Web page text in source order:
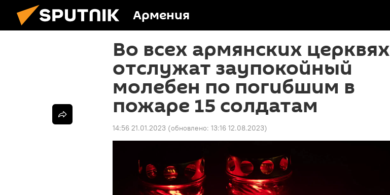
Армения
Во всех армянских церквях
отслужат заупокойный
молебен по погибшим в
пожаре 15 солдатам
14:56 21.01.2023 (обновлено: 13:16 12.08.2023)